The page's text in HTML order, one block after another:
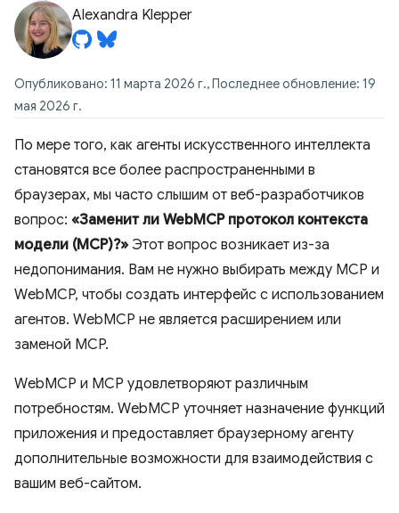
Alexandra Klepper
Опубликовано: 11 марта 2026 г., Последнее обновление: 19
мая 2026 г.
По мере того, как агенты искусственного интеллекта
становятся все более распространенными в
браузерах, мы часто слышим от веб-разработчиков
вопрос: «Заменит ли WebMCP протокол контекста
модели (MCP)?» Этот вопрос возникает из-за
недопонимания. Вам не нужно выбирать между MCP и
WebMCP, чтобы создать интерфейс с использованием
агентов. WebMCP не является расширением или
заменой MCP.
WebMCP и MCP удовлетворяют различным
потребностям. WebMCP уточняет назначение функций
приложения и предоставляет браузерному агенту
дополнительные возможности для взаимодействия с
вашим веб-сайтом.